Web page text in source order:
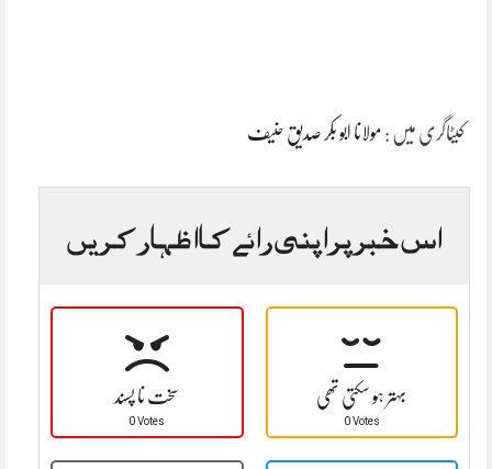
کیٹاگری میں : مولانا ابو بکر صدیق حنیف
اس خبر پر اپنی رائے کا اظہار کریں
سخت نا پسند
0 Votes
بہتر ہو سکتی تھی
0 Votes